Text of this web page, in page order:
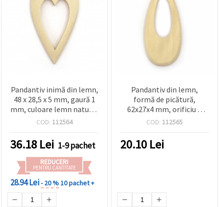
Pandantiv inimă din lemn,
48 x 28,5 x 5 mm, gaură 1
mm, culoare lemn natural
- set 4 bucăți
COD: 112564
36.18 Lei 1-9 pachet
REDUCERI
PENTRU CANTITATE
28.94 Lei- 20 %10 pachet +
Pandantiv din lemn,
formă de picătură,
62x27x4 mm, orificiu 2
mm, culoare lemn natural
COD: 112565
20.10 Lei